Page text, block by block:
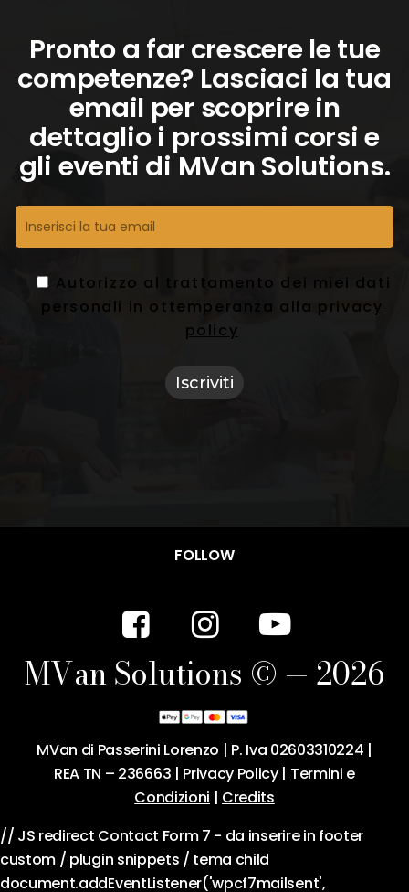
Pronto a far crescere le tue
competenze? Lasciaci la tua
email per scoprire in
dettaglio i prossimi corsi e
gli eventi di MVan Solutions.
Autorizzo al trattamento dei miei dati
personali in ottemperanza alla privacy
policy
FOLLOW
MVanSolutions © — 2026
MVan di Passerini Lorenzo | P. Iva 02603310224 |
REA TN – 236663 | Privacy Policy| Termini e
Condizioni | Credits
// JS redirect Contact Form 7 - da inserire in footer
custom / plugin snippets / tema child
document.addEventListener('wpcf7mailsent',